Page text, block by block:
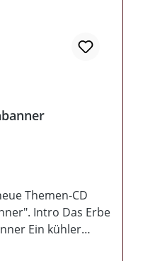
Themen-CD
Erbe
Ein kühler